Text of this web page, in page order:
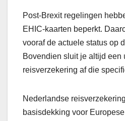
Post-Brexit regelingen
EHIC-kaarten beperkt.
vooraf de actuele status op
Bovendien sluit je altijd een
reisverzekering af die
Nederlandse
basisdekking voor